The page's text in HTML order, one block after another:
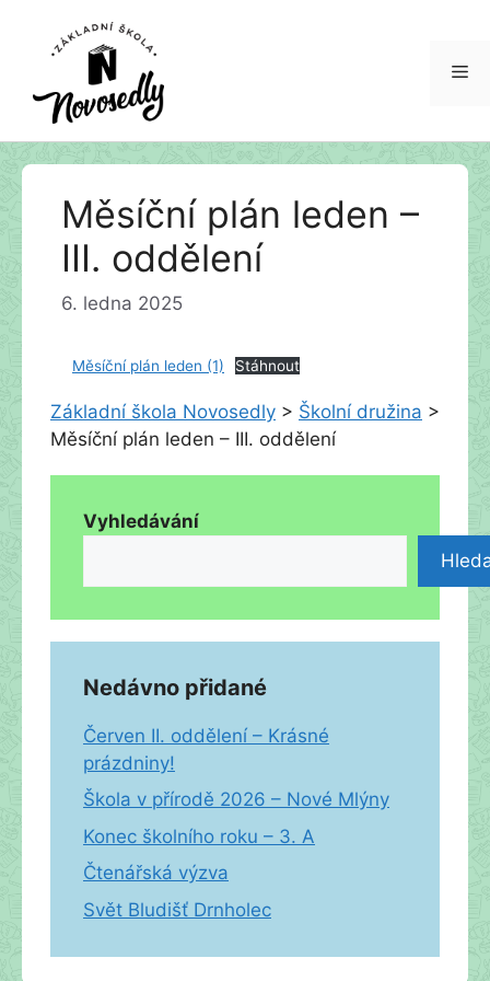
Přeskočit
Měsíční plán leden –
III. oddělení
6. ledna 2025
Měsíční plán leden (1) Stáhnout
Základní škola Novosedly > Školní družina >
Měsíční plán leden – III. oddělení
Vyhledávání
Nedávno přidané
Červen II. oddělení – Krásné
prázdniny!
Škola v přírodě 2026 – Nové Mlýny
Konec školního roku – 3. A
Čtenářská výzva
Svět Bludišť Drnholec